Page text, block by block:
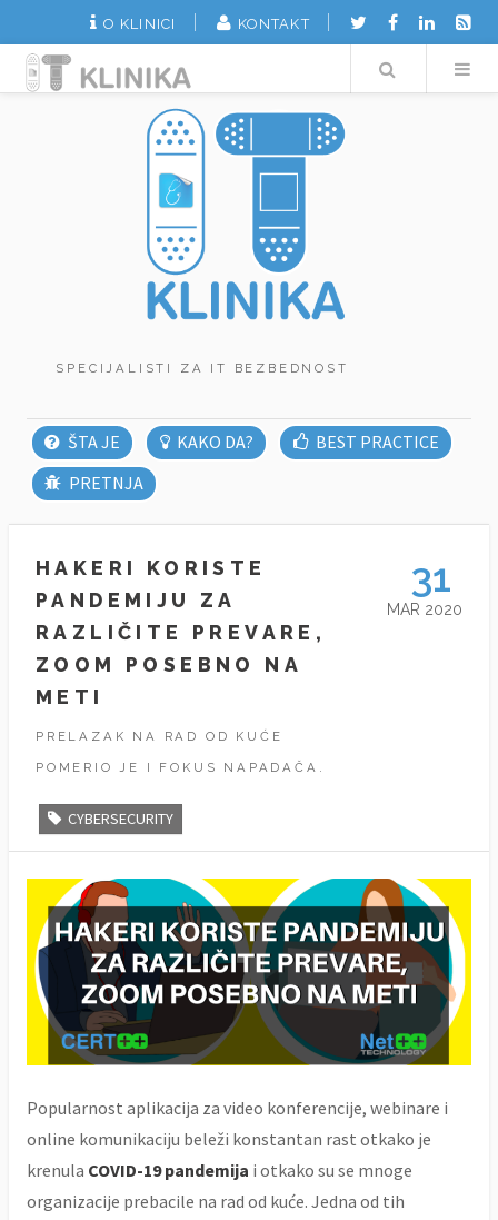
O KLINICI KONTAKT
Search
ŠTA JE KAKO DA?
BEST PRACTICE
PRETNJA
HAKERI KORISTE
PANDEMIJU ZA
RAZLIČITE PREVARE,
ZOOM POSEBNO NA
METI
PRELAZAK NA RAD OD KUĆE
POMERIO JE I FOKUS NAPADAČA.
CYBERSECURITY
31
MAR 2020
Popularnost aplikacija za video konferencije, webinare i
online komunikaciju beleži konstantan rast otkako je
krenula COVID-19 pandemija i otkako su se mnoge
organizacije prebacile na rad od kuće. Jedna od tih
SPECIJALISTI ZA IT BEZBEDNOST